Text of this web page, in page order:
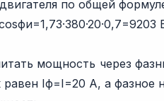
по общей
мощность через
равен Iф=I=20 А, а фазное